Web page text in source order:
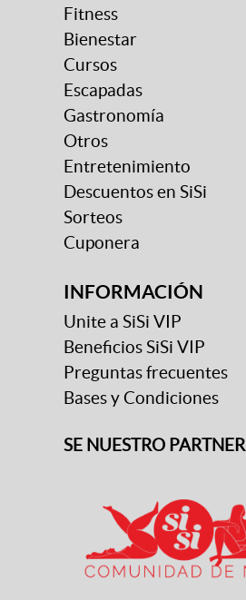
Fitness
Bienestar
Cursos
Escapadas
Gastronomía
Otros
Entretenimiento
Descuentos en SiSi
Sorteos
Cuponera
INFORMACIÓN
Unite a SiSi VIP
Beneficios SiSi VIP
Preguntas frecuentes
Bases y Condiciones
SE NUESTRO PARTNER